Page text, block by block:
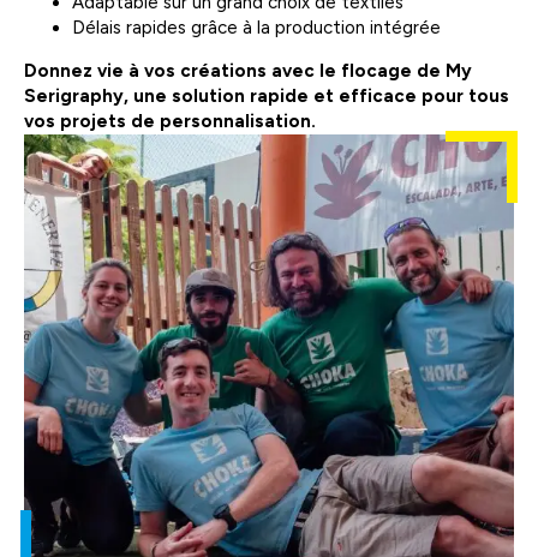
Délais rapides grâce à la production intégrée
Donnez vie à vos créations avec le flocage de My
Serigraphy, une solution rapide et efficace pour tous
vos projets de personnalisation.